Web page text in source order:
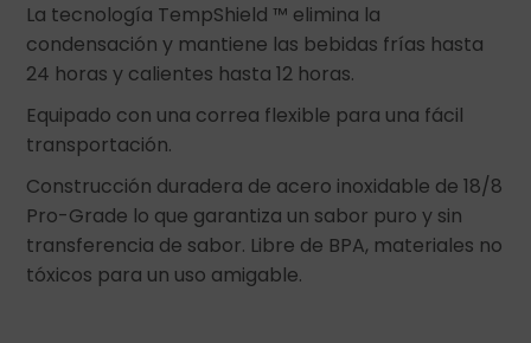
La tecnología TempShield ™ elimina la
condensación y mantiene las bebidas frías hasta
24 horas y calientes hasta 12 horas.
Equipado con una correa flexible para una fácil
transportación.
Construcción duradera de acero inoxidable de 18/8
Pro-Grade lo que garantiza un sabor puro y sin
transferencia de sabor. Libre de BPA, materiales no
tóxicos para un uso amigable.